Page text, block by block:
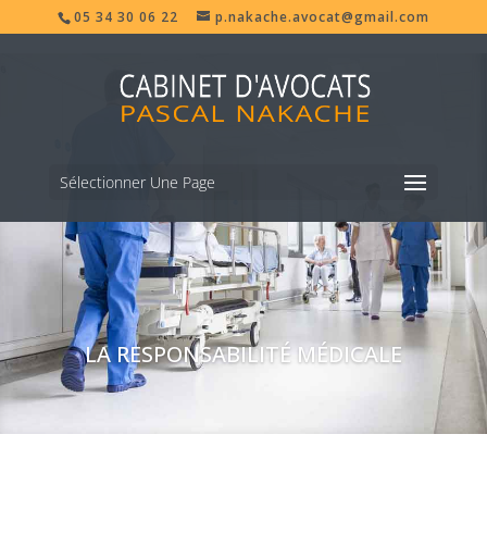
05 34 30 06 22 p.nakache.avocat@gmail.com
Sélectionner Une Page
LA RESPONSABILITÉ MÉDICALE